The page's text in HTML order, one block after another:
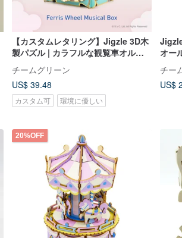
【カスタムレタリング】Jigzle 3D木
製パズル | カラフルな観覧車オルゴ
チームグリーン
US$ 39.48
カスタム可 環境に優しい
オー
チー
US$
20%OFF